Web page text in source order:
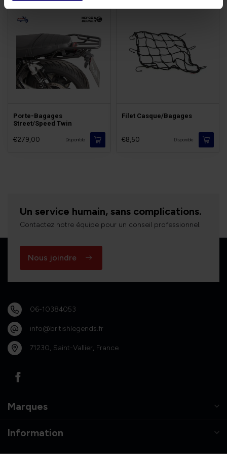
Porte-Bagages
Street/Speed Twin
€279,00 Disponible
Filet Casque/Bagages
€8,50 Disponible
Un service humain, sans complications.
Contactez notre équipe pour un conseil professionnel.
Nous joindre
06-10384053
info@britishlegends.fr
71230, Saint-Vallier, France
Marques
Information